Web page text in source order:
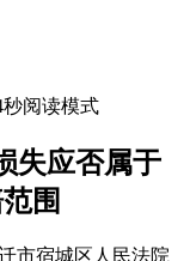
秒阅读模式
失应否属于
围
宿城区人民法院